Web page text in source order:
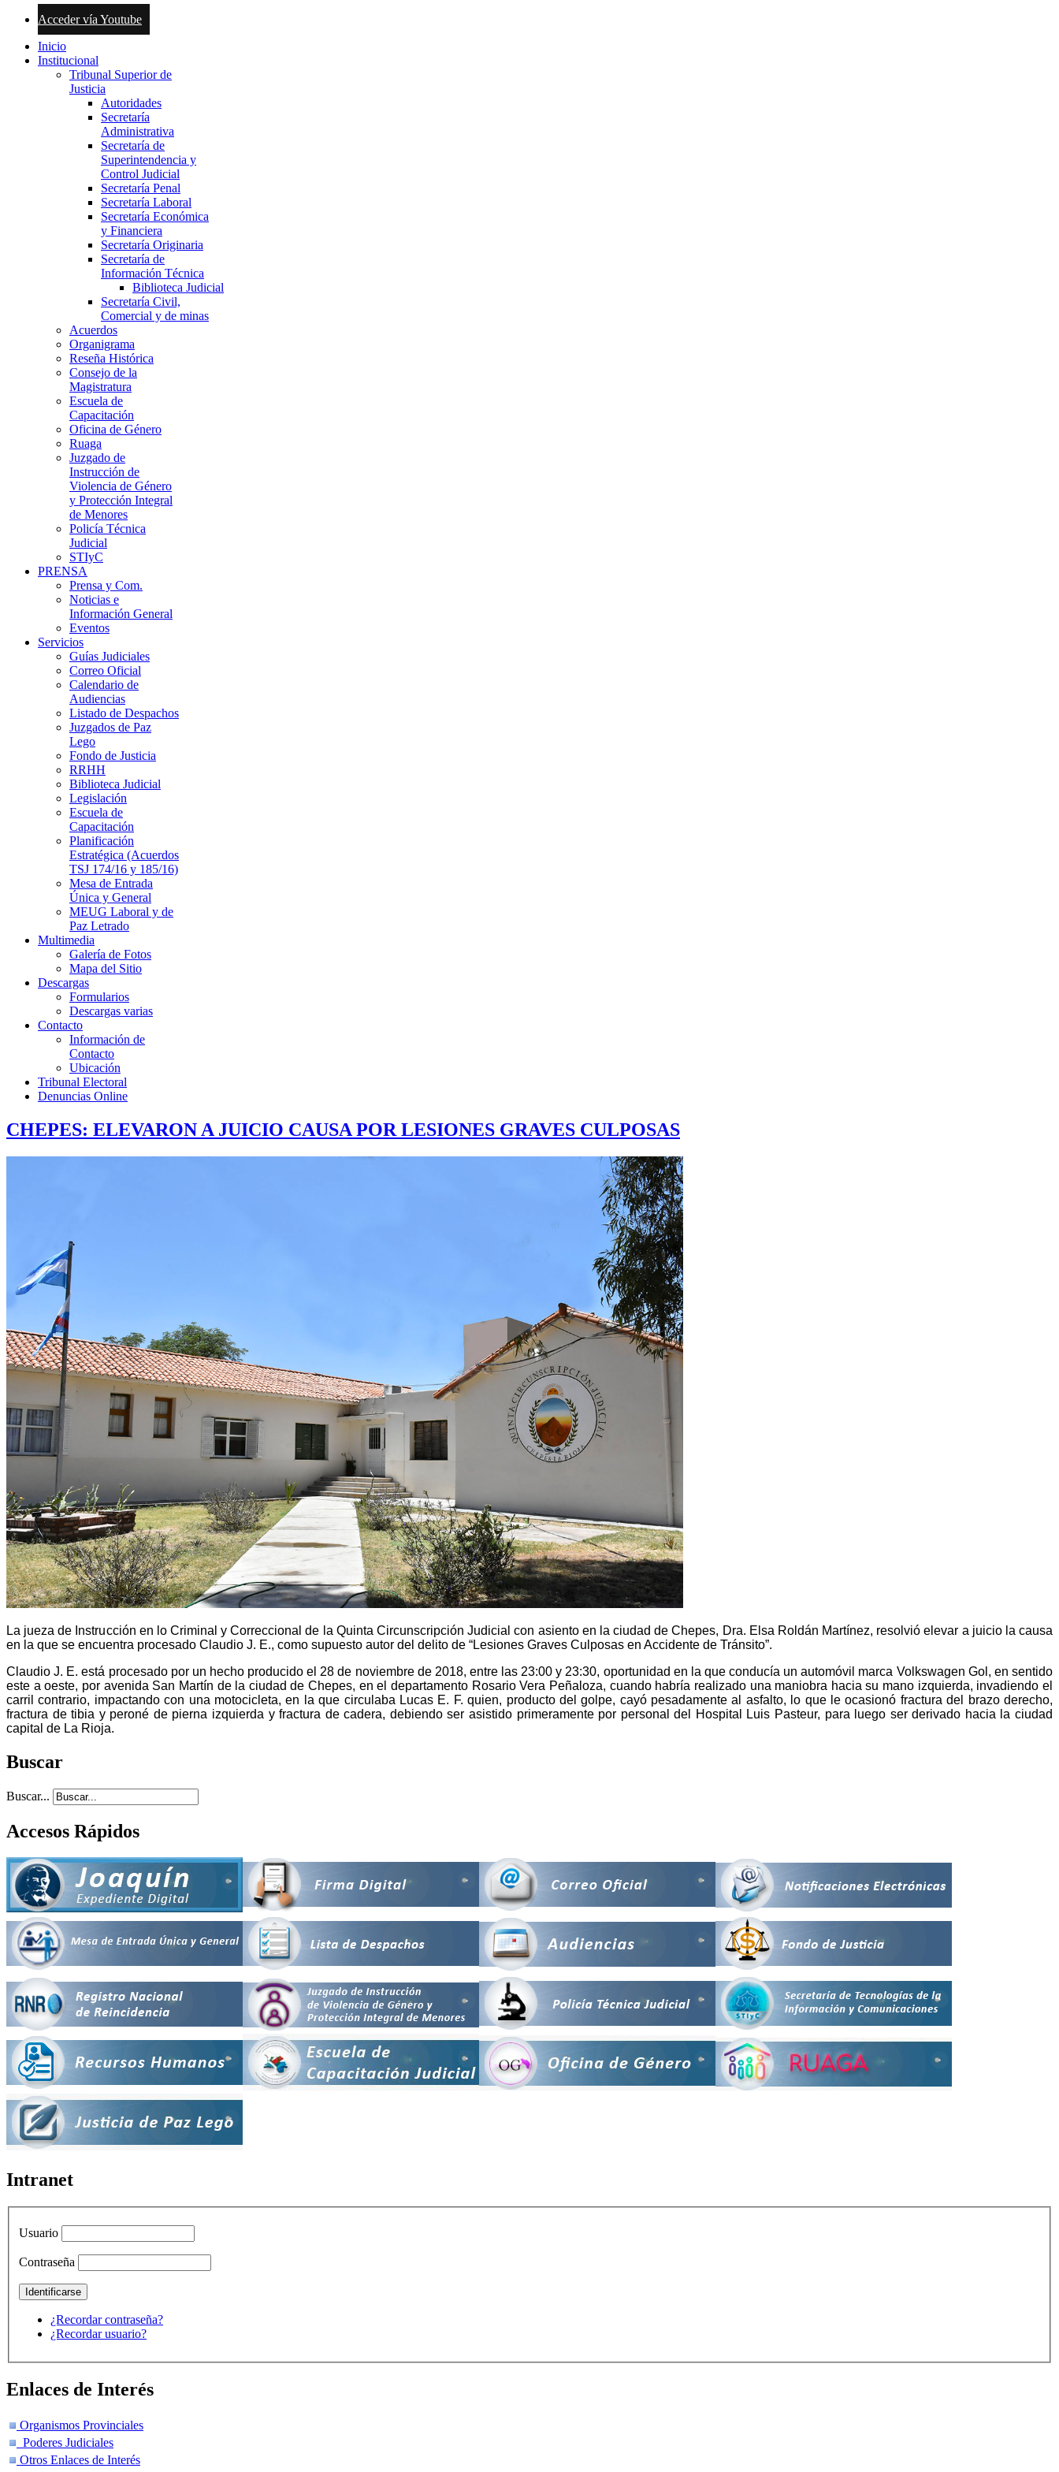
Acceder vía Youtube
Inicio
Institucional
Tribunal Superior de
Justicia
Autoridades
Secretaría
Administrativa
Secretaría de
Superintendencia y
Control Judicial
Secretaría Penal
Secretaría Laboral
Secretaría Económica
y Financiera
Secretaría Originaria
Secretaría de
Información Técnica
Biblioteca Judicial
Secretaría Civil,
Comercial y de minas
Acuerdos
Organigrama
Reseña Histórica
Consejo de la
Magistratura
Escuela de
Capacitación
Oficina de Género
Ruaga
Juzgado de
Instrucción de
Violencia de Género
y Protección Integral
de Menores
Policía Técnica
Judicial
STIyC
PRENSA
Prensa y Com.
Noticias e
Información General
Eventos
Servicios
Guías Judiciales
Correo Oficial
Calendario de
Audiencias
Listado de Despachos
Juzgados de Paz
Lego
Fondo de Justicia
RRHH
Biblioteca Judicial
Legislación
Escuela de
Capacitación
Planificación
Estratégica (Acuerdos
TSJ 174/16 y 185/16)
Mesa de Entrada
Única y General
MEUG Laboral y de
Paz Letrado
Multimedia
Galería de Fotos
Mapa del Sitio
Descargas
Formularios
Descargas varias
Contacto
Información de
Contacto
Ubicación
Tribunal Electoral
Denuncias Online
CHEPES: ELEVARON A JUICIO CAUSA POR LESIONES GRAVES CULPOSAS
La jueza de Instrucción en lo Criminal y Correccional de la Quinta Circunscripción Judicial con asiento en la ciudad de Chepes, Dra. Elsa Roldán Martínez, resolvió elevar a juicio la causa
en la que se encuentra procesado Claudio J. E., como supuesto autor del delito de “Lesiones Graves Culposas en Accidente de Tránsito”.
Claudio J. E. está procesado por un hecho producido el 28 de noviembre de 2018, entre las 23:00 y 23:30, oportunidad en la que conducía un automóvil marca Volkswagen Gol, en sentido
este a oeste, por avenida San Martín de la ciudad de Chepes, en el departamento Rosario Vera Peñaloza, cuando habría realizado una maniobra hacia su mano izquierda, invadiendo el
carril contrario, impactando con una motocicleta, en la que circulaba Lucas E. F. quien, producto del golpe, cayó pesadamente al asfalto, lo que le ocasionó fractura del brazo derecho,
fractura de tibia y peroné de pierna izquierda y fractura de cadera, debiendo ser asistido primeramente por personal del Hospital Luis Pasteur, para luego ser derivado hacia la ciudad
capital de La Rioja.
Buscar
Buscar...
Accesos Rápidos
Intranet
Usuario
Contraseña
¿Recordar contraseña?
¿Recordar usuario?
Enlaces de Interés
Organismos Provinciales
Poderes Judiciales
Otros Enlaces de Interés